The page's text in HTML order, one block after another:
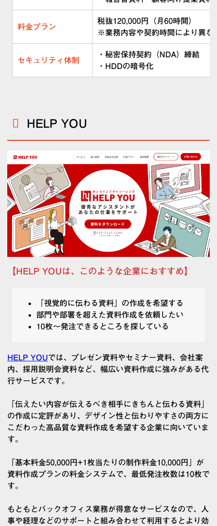
料金プラン
税抜120,000円（月60時間）
※業務内容や契約時間により異な
セキュリティ体制
・秘密保持契約（NDA）締結
・HDDの暗号化
HELP YOU
【HELP YOUは、このような企業におすすめ】
「視覚的に伝わる資料」の作成を希望する
部門や部署を超えた資料作成を依頼したい
10枚～発注できるところを探している
HELP YOUでは、プレゼン資料やセミナー資料、会社案
内、採用説明会資料など、幅広い資料作成に強みがある代
行サービスです。
「伝えたい内容が伝えるべき相手にきちんと伝わる資料」
の作成に定評があり、デザイン性と伝わりやすさの両方に
こだわった高品質な資料作成を希望する企業に向いていま
す。
「基本料金50,000円+1枚当たりの制作料金10,000円」が
資料作成プランの料金システムで、最低発注枚数は10枚で
す。
もともとバックオフィス業務が得意なサービスなので、人
事や経理などのサポートと組み合わせて利用するとより効